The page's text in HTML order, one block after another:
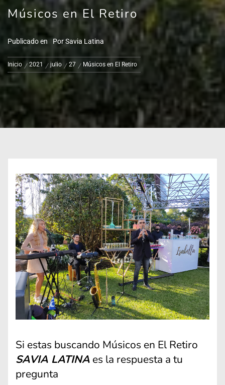
Músicos en El Retiro
Publicado en PorSavia Latina
Inicio 2021 julio 27 Músicos en El Retiro
Si estas buscando Músicos en El Retiro
SAVIA LATINA es la respuesta a tu
pregunta